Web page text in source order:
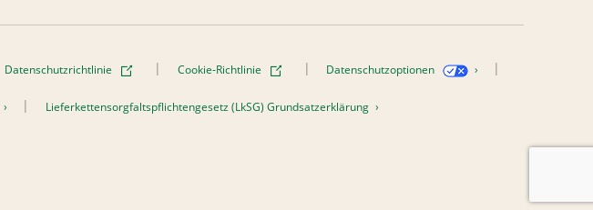
Datenschutzrichtlinie Cookie-Richtlinie Datenschutzoptionen
Lieferkettensorgfaltspflichtengesetz (LkSG) Grundsatzerklärung